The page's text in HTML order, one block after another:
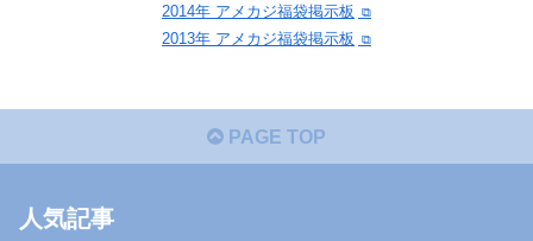
2014年 アメカジ福袋掲示板
2013年 アメカジ福袋掲示板
PAGE TOP
人気記事